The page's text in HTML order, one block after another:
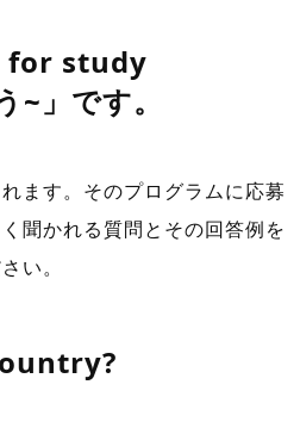
for study
」 です。
ます。そのプログラムに応募
聞かれる質問とその回答例を
い。